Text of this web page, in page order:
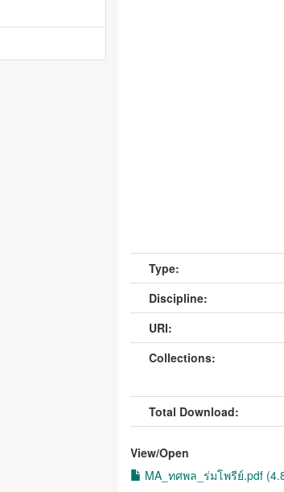
Type:
Discipline:
URI:
Collections:
Total Download:
View/Open
MA_ทศพล_ร่มโพรีย์.pdf